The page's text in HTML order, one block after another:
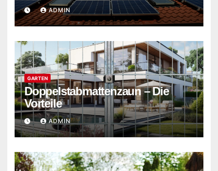
ADMIN
GARTEN
Doppelstabmattenzaun – Die
Vorteile
ADMIN